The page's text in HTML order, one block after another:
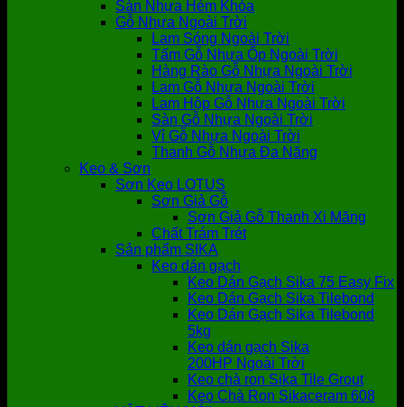
Sàn Nhựa Hèm Khóa
Gỗ Nhựa Ngoài Trời
Lam Sóng Ngoài Trời
Tấm Gỗ Nhựa Ốp Ngoài Trời
Hàng Rào Gỗ Nhựa Ngoài Trời
Lam Gỗ Nhựa Ngoài Trời
Lam Hộp Gỗ Nhựa Ngoài Trời
Sàn Gỗ Nhựa Ngoài Trời
Vỉ Gỗ Nhựa Ngoài Trời
Thanh Gỗ Nhựa Đa Năng
Keo & Sơn
Sơn Keo LOTUS
Sơn Giả Gỗ
Sơn Giả Gỗ Thanh Xi Măng
Chất Trám Trét
Sản phẩm SIKA
Keo dán gạch
Keo Dán Gạch Sika 75 Easy Fix
Keo Dán Gạch Sika Tilebond
Keo Dán Gạch Sika Tilebond
5kg
Keo dán gạch Sika
200HP Ngoài Trời
Keo chà ron Sika Tile Grout
Keo Chà Ron Sikaceram 608